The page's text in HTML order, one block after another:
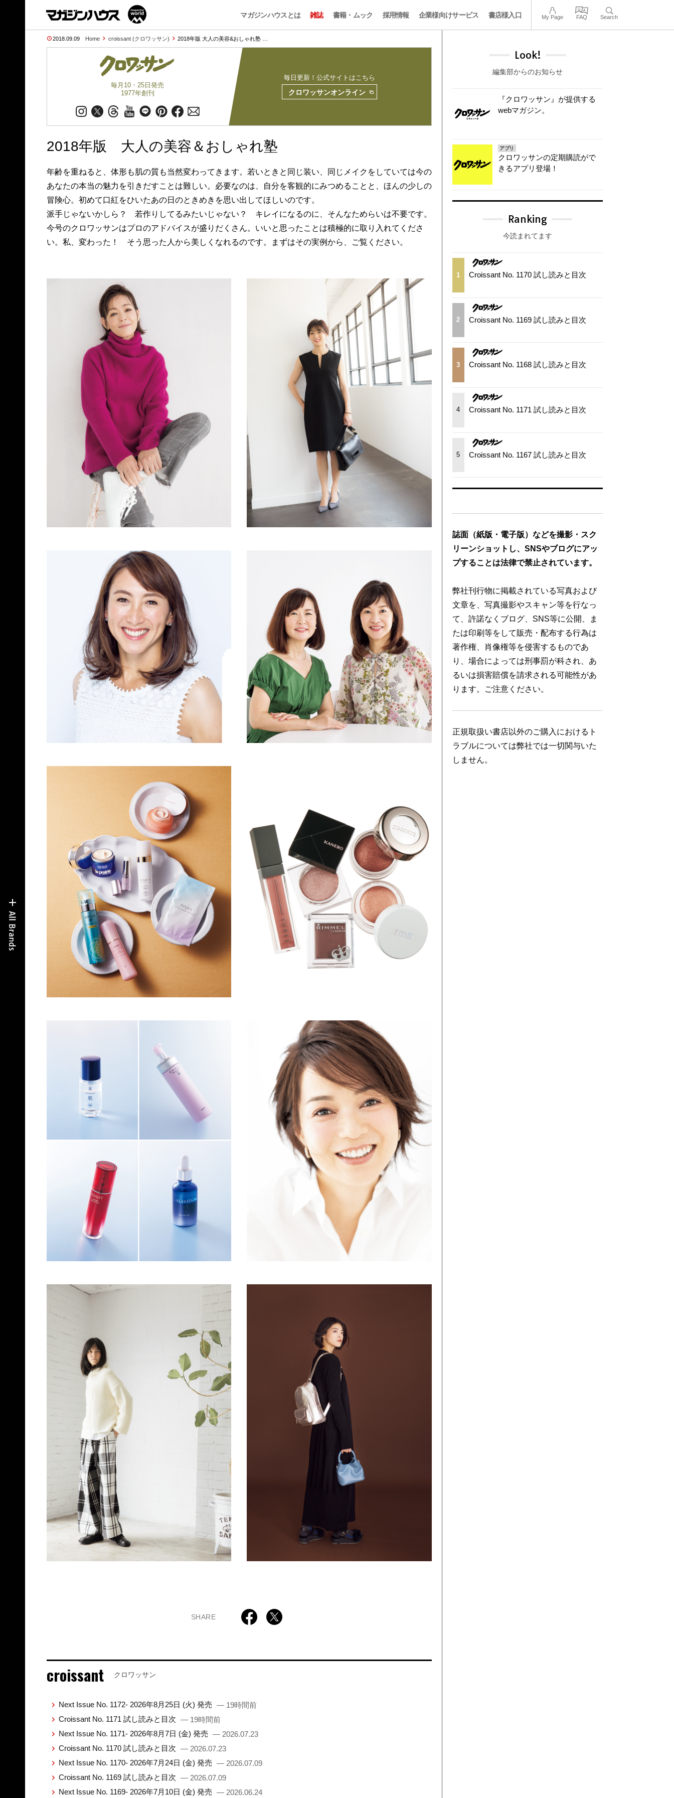
マガジンハウスとは 雑誌 書籍・ムック 採用情報 企業様向けサービス 書店様入口 My Page FAQ Search
2018.09.09 Home croissant (クロワッサン) 2018年版 大人の美容&おしゃれ塾 …
毎月10・25日発売
1977年創刊
毎日更新！公式サイトはこちら
クロワッサンオンライン
2018年版 大人の美容＆おしゃれ塾
年齢を重ねると、体形も肌の質も当然変わってきます。若いときと同じ装い、同じメイクをしていては今の
あなたの本当の魅力を引きだすことは難しい。必要なのは、自分を客観的にみつめることと、ほんの少しの
冒険心。初めて口紅をひいたあの日のときめきを思い出してほしいのです。
派手じゃないかしら？ 若作りしてるみたいじゃない？ キレイになるのに、そんなためらいは不要です。
今号のクロワッサンはプロのアドバイスが盛りだくさん。いいと思ったことは積極的に取り入れてくださ
い。私、変わった！ そう思った人から美しくなれるのです。まずはその実例から、ご覧ください。
SHARE
croissant クロワッサン
Next Issue No. 1172- 2026年8月25日 (火) 発売 — 19時間前
Croissant No. 1171 試し読みと目次 — 19時間前
Next Issue No. 1171- 2026年8月7日 (金) 発売 — 2026.07.23
Croissant No. 1170 試し読みと目次 — 2026.07.23
Next Issue No. 1170- 2026年7月24日 (金) 発売 — 2026.07.09
Croissant No. 1169 試し読みと目次 — 2026.07.09
Next Issue No. 1169- 2026年7月10日 (金) 発売 — 2026.06.24
Look!
編集部からのお知らせ
『クロワッサン』が提供する
webマガジン。
アプリ
クロワッサンの定期購読がで
きるアプリ登場！
Ranking
今読まれてます
1 Croissant No. 1170 試し読みと目次
2 Croissant No. 1169 試し読みと目次
3 Croissant No. 1168 試し読みと目次
4 Croissant No. 1171 試し読みと目次
5 Croissant No. 1167 試し読みと目次
誌面（紙版・電子版）などを撮影・スク
リーンショットし、SNSやブログにアッ
プすることは法律で禁止されています。
弊社刊行物に掲載されている写真および
文章を、写真撮影やスキャン等を行なっ
て、許諾なくブログ、SNS等に公開、ま
たは印刷等をして販売・配布する行為は
著作権、肖像権等を侵害するものであ
り、場合によっては刑事罰が科され、あ
るいは損害賠償を請求される可能性があ
ります。ご注意ください。
正規取扱い書店以外のご購入におけるト
ラブルについては弊社では一切関与いた
しません。